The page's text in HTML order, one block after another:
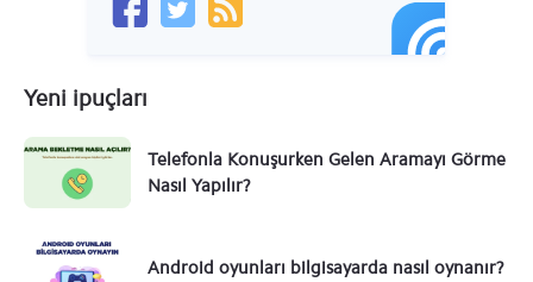
Yeni ipuçları
Telefonla Konuşurken Gelen Aramayı Görme
Nasıl Yapılır?
Android oyunları bilgisayarda nasıl oynanır?